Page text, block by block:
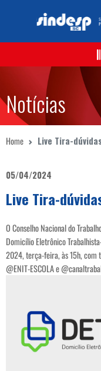
Notícias
Home Live Tira-
05/04/2024
Live Tira-
O Conselho Nacional do
Domicílio Eletrônico
2024, terça-feira, às 15h, com
@ENIT-ESCOLA e